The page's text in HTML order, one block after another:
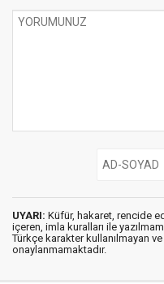
UYARI: Küfür, hakaret, rencide
içeren, imla kuralları ile
Türkçe karakter kullanılmayan
onaylanmamaktadır.